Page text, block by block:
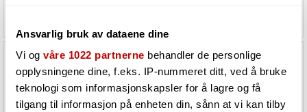
Ansvarlig bruk av dataene dine
Vi og våre 1022 partnerne behandler de personlige
opplysningene dine, f.eks. IP-nummeret ditt, ved å bruke
teknologi som informasjonskapsler for å lagre og få
tilgang til informasjon på enheten din, sånn at vi kan tilby